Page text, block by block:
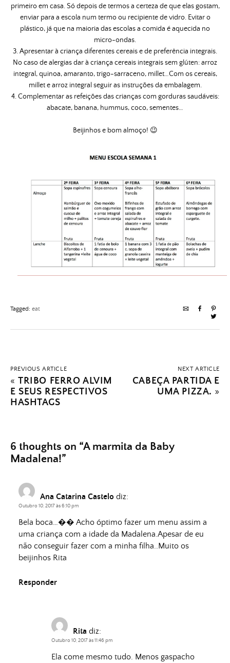
primeiro em casa. Só depois de termos a certeza de que elas gostam,
enviar para a escola num termo ou recipiente de vidro. Evitar o
plástico, já que na maioria das escolas a comida é aquecida no
micro-ondas.
3. Apresentar à criança diferentes cereais e de preferência integrais.
No caso de alergias dar à criança cereais integrais sem glúten: arroz
integral, quinoa, amaranto, trigo-sarraceno, millet…Com os cereais,
millet e arroz integral seguir as instruções da embalagem.
4. Complementar as refeições das crianças com gorduras saudáveis:
abacate, banana, hummus, coco, sementes…
Beijinhos e bom almoço! 😉
Tagged: eat
PREVIOUS ARTICLE
«TRIBO FERRO ALVIM
E SEUS RESPECTIVOS
HASHTAGS
NEXT ARTICLE
CABEÇA PARTIDA E
UMA PIZZA. »
6 thoughts on “A marmita da Baby
Madalena!”
Ana Catarina Castelo diz:
Outubro 10, 2017 às 6:10 pm
Bela boca…�� Acho óptimo fazer um menu assim a
uma criança com a idade da Madalena.Apesar de eu
não conseguir fazer com a minha filha..Muito os
beijinhos Rita
Responder
Rita diz:
Outubro 10, 2017 às 11:46 pm
Ela come mesmo tudo. Menos gaspacho